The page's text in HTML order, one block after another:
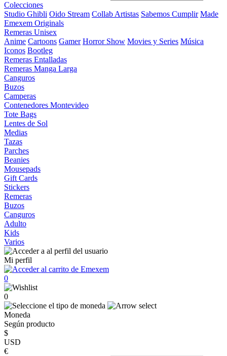
Colecciones
Studio Ghibli Oido Stream Collab Artistas Sabemos Cumplir Made
Emexem Originals
Remeras Unisex
Anime Cartoons Gamer Horror Show Movies y Series Música
Iconos Bootleg
Remeras Entalladas
Remeras Manga Larga
Canguros
Buzos
Camperas
Contenedores Montevideo
Tote Bags
Lentes de Sol
Medias
Tazas
Parches
Beanies
Mousepads
Gift Cards
Stickers
Remeras
Buzos
Canguros
Adulto
Kids
Varios
Mi perfil
0
0
Moneda
Según producto
$
USD
€